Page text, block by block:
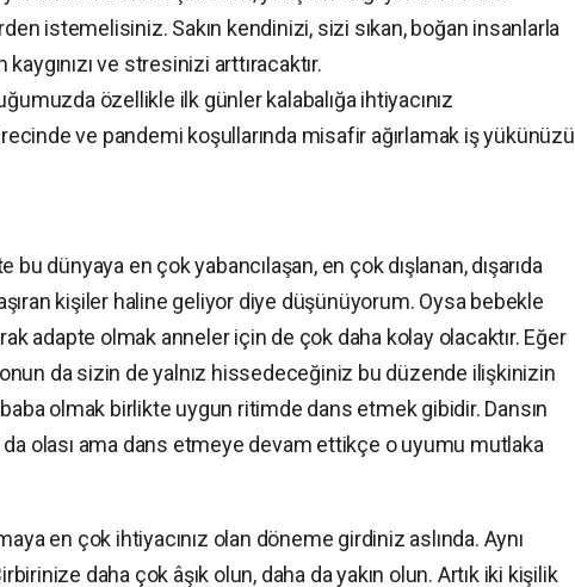
istemelisiniz. Sakın kendinizi, sizi sıkan, boğan insanlarla
ve stresinizi arttıracaktır.
özellikle ilk günler kalabalığa ihtiyacınız
ve pandemi koşullarında misafir ağırlamak iş yükünüzü
dünyaya en çok yabancılaşan, en çok dışlanan, dışarıda
kişiler haline geliyor diye düşünüyorum. Oysa bebekle
adapte olmak anneler için de çok daha kolay olacaktır. Eğer
onun da sizin de yalnız hissedeceğiniz bu düzende ilişkinizin
olmak birlikte uygun ritimde dans etmek gibidir. Dansın
da olası ama dans etmeye devam ettikçe o uyumu mutlaka
en çok ihtiyacınız olan döneme girdiniz aslında. Aynı
daha çok âşık olun, daha da yakın olun. Artık iki kişilik